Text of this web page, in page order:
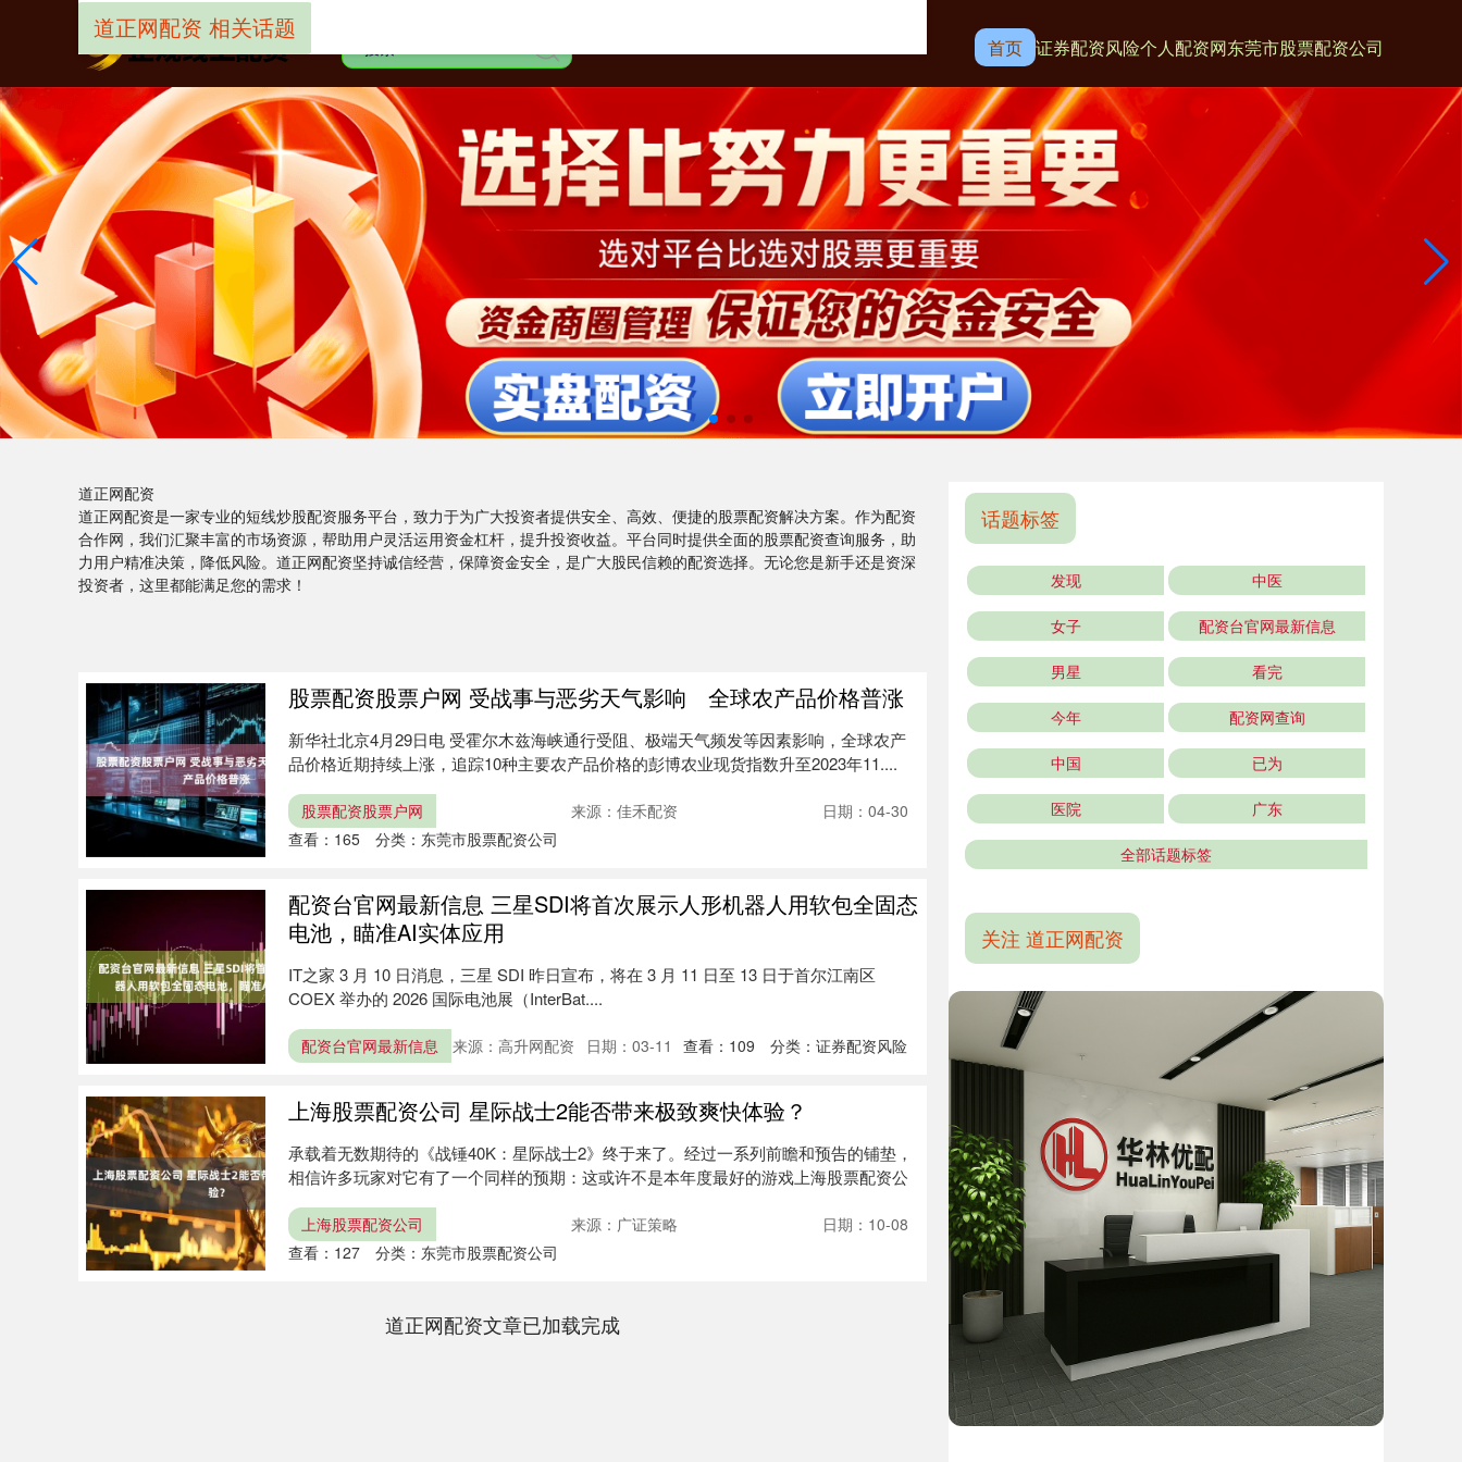
首页 证券配资风险个人配资网东莞市股票配资公司
道正网配资
道正网配资是一家专业的短线炒股配资服务平台，致力于为广大投资者提供安全、高效、便捷的股票配资解决方案。作为配资
合作网，我们汇聚丰富的市场资源，帮助用户灵活运用资金杠杆，提升投资收益。平台同时提供全面的股票配资查询服务，助
力用户精准决策，降低风险。道正网配资坚持诚信经营，保障资金安全，是广大股民信赖的配资选择。无论您是新手还是资深
投资者，这里都能满足您的需求！
道正网配资 相关话题
股票配资股票户网 受战事与恶劣天气影响 全球农产品价格普涨
新华社北京4月29日电 受霍尔木兹海峡通行受阻、极端天气频发等因素影响，全球农产
品价格近期持续上涨，追踪10种主要农产品价格的彭博农业现货指数升至2023年11....
股票配资股票户网 来源：佳禾配资
日期：04-30
查看： 165 分类： 东莞市股票配资公司
配资台官网最新信息 三星SDI将首次展示人形机器人用软包全固态
电池，瞄准AI实体应用
IT之家 3 月 10 日消息，三星 SDI 昨日宣布，将在 3 月 11 日至 13 日于首尔江南区
COEX 举办的 2026 国际电池展（InterBat....
配资台官网最新信息 来源：高升网配资 日期：03-11 查看： 109 分类：证券配资风险
上海股票配资公司 星际战士2能否带来极致爽快体验？
承载着无数期待的《战锤40K：星际战士2》终于来了。经过一系列前瞻和预告的铺垫，
相信许多玩家对它有了一个同样的预期：这或许不是本年度最好的游戏上海股票配资公
上海股票配资公司 来源：广证策略
日期：10-08
查看： 127 分类： 东莞市股票配资公司
道正网配资文章已加载完成
话题标签
发现 中医
女子 配资台官网最新信息
男星 看完
今年 配资网查询
中国 已为
医院 广东
全部话题标签
关注 道正网配资